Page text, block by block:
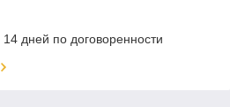
дней по договоренности